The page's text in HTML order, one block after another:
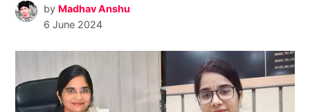
by Madhav Anshu
6 June 2024